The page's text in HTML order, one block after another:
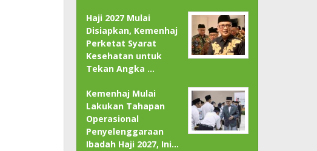
Haji 2027 Mulai
Disiapkan, Kemenhaj
Perketat Syarat
Kesehatan untuk
Tekan Angka …
Kemenhaj Mulai
Lakukan Tahapan
Operasional
Penyelenggaraan
Ibadah Haji 2027, Ini…